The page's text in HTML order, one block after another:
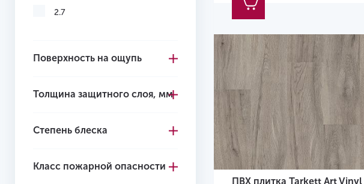
2.7
Поверхность на ощупь
Толщина защитного слоя, мм
Степень блеска
Класс пожарной опасности
ПВХ плитка Tarkett Art Vinyl